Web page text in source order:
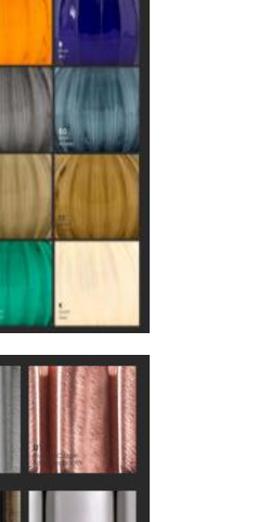
сегмента
— расширенная
Москве и Московской
МО предусмотрены
— транспортировка
непосредственно к
сроков
выгрузка—
грузчики
с применением
и техники
доставка мебели и